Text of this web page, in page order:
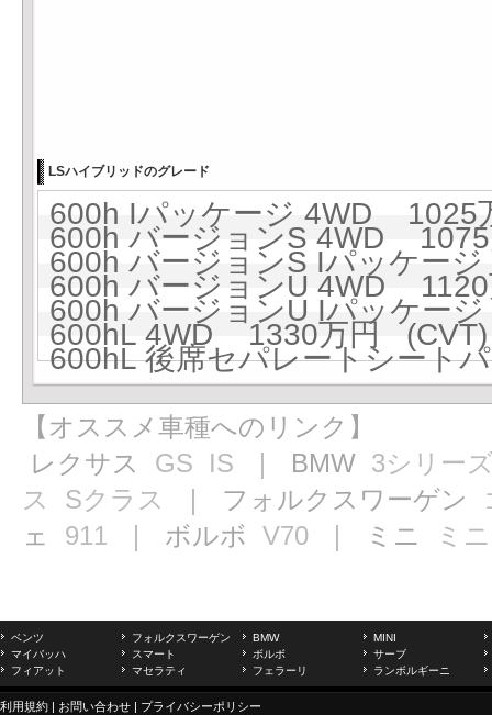
LSハイブリッドのグレード
600h Iパッケージ 4WD 1025
600h バージョンS 4WD
600h バージョンS Iパッケー
600h バージョンU 4WD
600h バージョンU Iパッケー
600hL 4WD 1330万円 (CVT)
600hL 後席セパレートシー
【オススメ車種へのリンク】
レクサス GS IS ｜ BMW 3シリー
ス
Sクラス ｜ フォルクスワーゲン
ェ 911 ｜ ボルボ V70 ｜ ミニ ミニ
ベンツ フォルクスワーゲン BMW
MINI
マイバッハ
スマート ボルボ
サーブ
フィアット
マセラティ フェラーリ ランボルギーニ
利用規約 | お問い合わせ | プライバシーポリシー